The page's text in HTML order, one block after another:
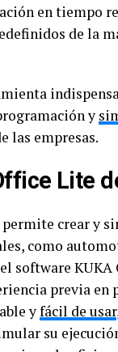
en tiempo
de la
y
las empresas.
Lite
permite crear y
como
software KUKA
previa en
yfácil de usar
su